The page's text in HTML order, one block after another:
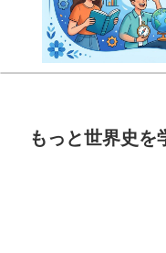
もっと世界史を